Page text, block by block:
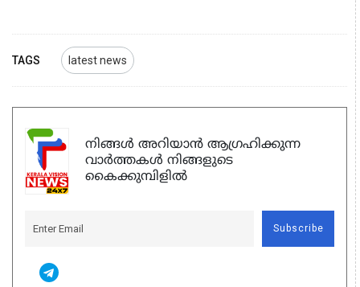
TAGS latest news
നിങ്ങൾ അറിയാൻ ആഗ്രഹിക്കുന്ന
വാർത്തകൾ നിങ്ങളുടെ
കൈക്കുമ്പിളിൽ
Subscribe